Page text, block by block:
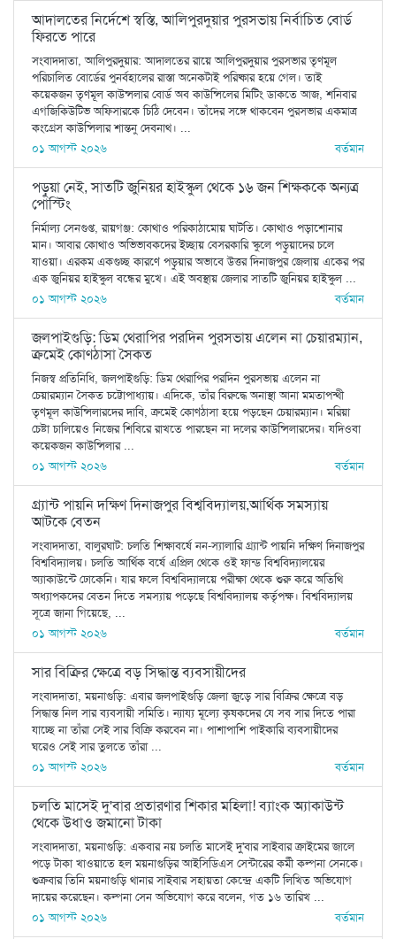
আদালতের নির্দেশে স্বস্তি, আলিপুরদুয়ার পুরসভায় নির্বাচিত বোর্ড
ফিরতে পারে
সংবাদদাতা, আলিপুরদুয়ার: আদালতের রায়ে আলিপুরদুয়ার পুরসভার তৃণমূল
পরিচালিত বোর্ডের পুনর্বহালের রাস্তা অনেকটাই পরিষ্কার হয়ে গেল। তাই
কয়েকজন তৃণমূল কাউন্সলার বোর্ড অব কাউন্সিলের মিটিং ডাকতে আজ, শনিবার
এগজিকিউটিভ অফিসারকে চিঠি দেবেন। তাঁদের সঙ্গে থাকবেন পুরসভার একমাত্র
কংগ্রেস কাউন্সিলার শান্তনু দেবনাথ। ...
০১ আগস্ট ২০২৬
বর্তমান
পড়ুয়া নেই, সাতটি জুনিয়র হাইস্কুল থেকে ১৬ জন শিক্ষককে অন্যত্র
পোস্টিং
নির্মাল্য সেনগুপ্ত, রায়গঞ্জ: কোথাও পরিকাঠামোয় ঘাটতি। কোথাও পড়াশোনার
মান। আবার কোথাও অভিভাবকদের ইচ্ছায় বেসরকারি স্কুলে পড়ুয়াদের চলে
যাওয়া। এরকম একগুচ্ছ কারণে পড়ুয়ার অভাবে উত্তর দিনাজপুর জেলায় একের পর
এক জুনিয়র হাইস্কুল বন্ধের মুখে। এই অবস্থায় জেলার সাতটি জুনিয়র হাইস্কুল ...
০১ আগস্ট ২০২৬
বর্তমান
জলপাইগুড়ি: ডিম থেরাপির পরদিন পুরসভায় এলেন না চেয়ারম্যান,
ক্রমেই কোণঠাসা সৈকত
নিজস্ব প্রতিনিধি, জলপাইগুড়ি: ডিম থেরাপির পরদিন পুরসভায় এলেন না
চেয়ারম্যান সৈকত চট্টোপাধ্যায়। এদিকে, তাঁর বিরুদ্ধে অনাস্থা আনা মমতাপন্থী
তৃণমূল কাউন্সিলারদের দাবি, ক্রমেই কোণঠাসা হয়ে পড়ছেন চেয়ারম্যান। মরিয়া
চেষ্টা চালিয়েও নিজের শিবিরে রাখতে পারছেন না দলের কাউন্সিলারদের। যদিওবা
কয়েকজন কাউন্সিলার ...
০১ আগস্ট ২০২৬
বর্তমান
গ্র্যান্ট পায়নি দক্ষিণ দিনাজপুর বিশ্ববিদ্যালয়,আর্থিক সমস্যায়
আটকে বেতন
সংবাদদাতা, বালুরঘাট: চলতি শিক্ষাবর্ষে নন-স্যালারি গ্র্যান্ট পায়নি দক্ষিণ দিনাজপুর
বিশ্ববিদ্যালয়। চলতি আর্থিক বর্ষে এপ্রিল থেকে ওই ফান্ড বিশ্ববিদ্যালয়ের
অ্যাকাউন্টে ঢোকেনি। যার ফলে বিশ্ববিদ্যালয়ে পরীক্ষা থেকে শুরু করে অতিথি
অধ্যাপকদের বেতন দিতে সমস্যায় পড়েছে বিশ্ববিদ্যালয় কর্তৃপক্ষ। বিশ্ববিদ্যালয়
সূত্রে জানা গিয়েছে, ...
০১ আগস্ট ২০২৬
বর্তমান
সার বিক্রির ক্ষেত্রে বড় সিদ্ধান্ত ব্যবসায়ীদের
সংবাদদাতা, ময়নাগুড়ি: এবার জলপাইগুড়ি জেলা জুড়ে সার বিক্রির ক্ষেত্রে বড়
সিদ্ধান্ত নিল সার ব্যবসায়ী সমিতি। ন্যায্য মূল্যে কৃষকদের যে সব সার দিতে পারা
যাচ্ছে না তাঁরা সেই সার বিক্রি করবেন না। পাশাপাশি পাইকারি ব্যবসায়ীদের
ঘরেও সেই সার তুলতে তাঁরা ...
০১ আগস্ট ২০২৬
বর্তমান
চলতি মাসেই দু'বার প্রতারণার শিকার মহিলা! ব্যাংক অ্যাকাউন্ট
থেকে উধাও জমানো টাকা
সংবাদদাতা, ময়নাগুড়ি: একবার নয় চলতি মাসেই দু'বার সাইবার ক্রাইমের জালে
পড়ে টাকা খাওয়াতে হল ময়নাগুড়ির আইসিডিএস সেন্টারের কর্মী কল্পনা সেনকে।
শুক্রবার তিনি ময়নাগুড়ি থানার সাইবার সহায়তা কেন্দ্রে একটি লিখিত অভিযোগ
দায়ের করেছেন। কল্পনা সেন অভিযোগ করে বলেন, গত ১৬ তারিখ ...
০১ আগস্ট ২০২৬
বর্তমান